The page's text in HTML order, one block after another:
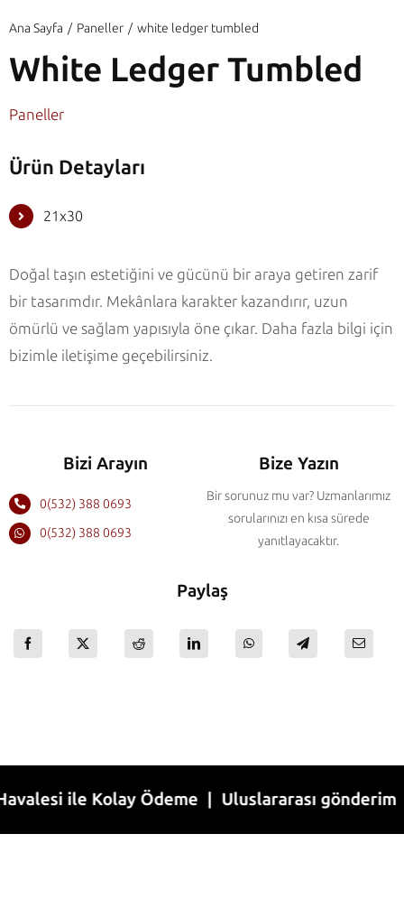
Ana Sayfa Paneller white ledger tumbled
White Ledger Tumbled
Paneller
Ürün Detayları
21x30
Doğal taşın estetiğini ve gücünü bir araya getiren zarif
bir tasarımdır. Mekânlara karakter kazandırır, uzun
ömürlü ve sağlam yapısıyla öne çıkar. Daha fazla bilgi için
bizimle iletişime geçebilirsiniz.
Bizi Arayın
0(532) 388 0693
0(532) 388 0693
Bize Yazın
Bir sorunuz mu var? Uzmanlarımız
sorularınızı en kısa sürede
yanıtlayacaktır.
Paylaş
ile Kolay Ödeme | Uluslararası gönderim |